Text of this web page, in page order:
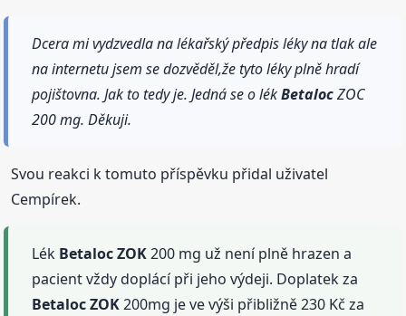
Dcera mi vydzvedla na lékařský předpis léky na tlak ale
na internetu jsem se dozvěděl,že tyto léky plně hradí
pojištovna. Jak to tedy je. Jedná se o lékBetalocZOC
200 mg. Děkuji.
Svou reakci k tomuto příspěvku přidal uživatel
Cempírek.
Lék Betaloc ZOK200 mg už není plně hrazen a
pacient vždy doplácí při jeho výdeji. Doplatek za
Betaloc ZOK200mg je ve výši přibližně 230 Kč za